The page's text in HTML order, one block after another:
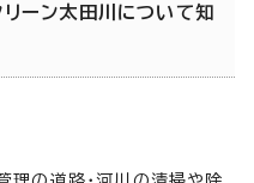
リーン太田川について知